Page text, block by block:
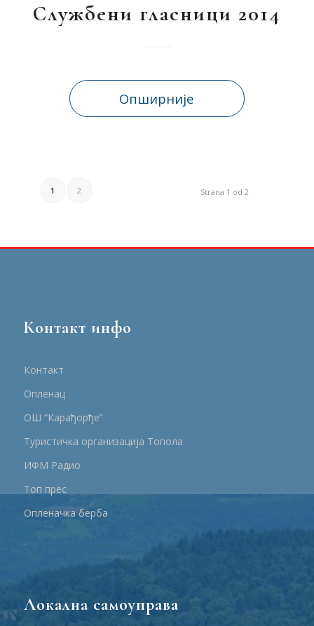
Службени гласници 2014
Опширније
Strana 1 od 2
1 2
Контакт инфо
Контакт
Опленац
ОШ “Карађорђе”
Туристичка организација Топола
ИФМ Радио
Топ прес
Опленачка берба
Локална самоуправа